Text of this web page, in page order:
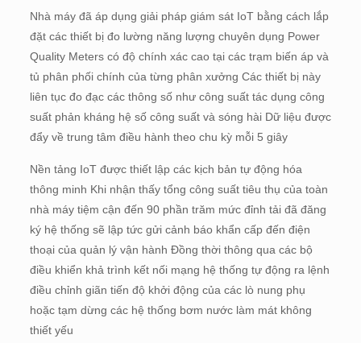
Nhà máy đã áp dụng giải pháp giám sát IoT bằng cách lắp
đặt các thiết bị đo lường năng lượng chuyên dụng Power
Quality Meters có độ chính xác cao tại các trạm biến áp và
tủ phân phối chính của từng phân xưởng Các thiết bị này
liên tục đo đạc các thông số như công suất tác dụng công
suất phản kháng hệ số công suất và sóng hài Dữ liệu được
đẩy về trung tâm điều hành theo chu kỳ mỗi 5 giây
Nền tảng IoT được thiết lập các kịch bản tự động hóa
thông minh Khi nhận thấy tổng công suất tiêu thụ của toàn
nhà máy tiệm cận đến 90 phần trăm mức đỉnh tải đã đăng
ký hệ thống sẽ lập tức gửi cảnh báo khẩn cấp đến điện
thoại của quản lý vận hành Đồng thời thông qua các bộ
điều khiển khả trình kết nối mạng hệ thống tự động ra lệnh
điều chỉnh giãn tiến độ khởi động của các lò nung phụ
hoặc tạm dừng các hệ thống bơm nước làm mát không
thiết yếu